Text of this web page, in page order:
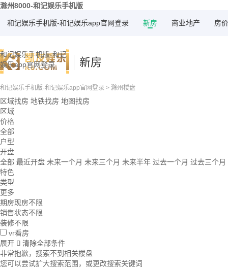
滁州8000-和记娱乐手机版
和记娱乐手机版-和记娱乐app官网登录 新房 商业地产 房价
和记娱乐手机版-和记
娱乐app官网登录
新房
和记娱乐手机版-和记娱乐app官网登录 > 滁州楼盘
区域找房 地铁找房 地图找房
区域
价格
全部
户型
开盘
全部 最近开盘 未来一个月 未来三个月 未来半年 过去一个月 过去三个月
特色
类型
更多
期房现房不限
销售状态不限
装修不限
vr看房
展开  清除全部条件
非常抱歉，搜索不到相关楼盘
您可以尝试扩大搜索范围，或更改搜索关键词